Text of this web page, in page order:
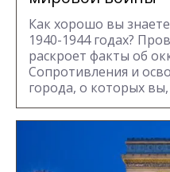
Как хорошо вы
1940-1944 годах?
раскроет факты об
Сопротивления и
города, о которых